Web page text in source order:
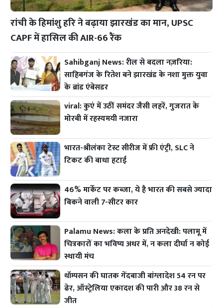
रांची के हिमांशु हरि ने बढ़ाया झारखंड का मान, UPSC
CAPF में हासिल की AIR-66 रैंक
Sahibganj News: रील से बदला नज़रिया:
साहिबगंज के रितेश बने झारखंड के नशा मुक्त युवा
के ब्रांड एंबेसडर
viral: कुएं में उठीं समंदर जैसी लहरें, गुजरात के
मोरबी में रहस्यमयी नजारा
भारत-श्रीलंका टेस्ट सीरीज में फ्री एंट्री, SLC ने
टिकट की बाधा हटाई
46% मार्केट पर कब्जा, ये है भारत की सबसे ज्यादा
बिकने वाली 7-सीटर कार
Palamu News: कला के प्रति अनदेखी: पलामू में
चित्रकारों का भविष्य अधर में, न कला दीर्घा न कोई
स्थायी मंच
थॉम्पसन की घातक गेंदबाजी बांग्लादेश 54 रन पर
ढेर, ऑस्ट्रेलिया एकादश की पारी और 38 रन से
जीत